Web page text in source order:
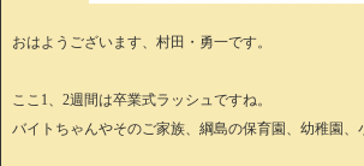
おはようございます、村田・勇一です。
ここ1、2週間は卒業式ラッシュですね。
バイトちゃんやそのご家族、綱島の保育園、幼稚園、